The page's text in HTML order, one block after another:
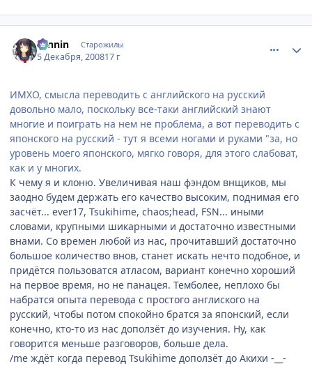
ronnin Старожилы
5 Декабря, 200817 г
ИМХО, смысла переводить с английского на русский
довольно мало, поскольку все-таки английский знают
многие и поиграть на нем не проблема, а вот переводить с
японского на русский - тут я всеми ногами и руками "за, но
уровень моего японского, мягко говоря, для этого слабоват,
как и у многих.
К чему я и клоню. Увеличивая наш фэндом внщиков, мы
заодно будем держать его качество высоким, поднимая его
засчёт... ever17, Tsukihime, chaos;head, FSN... иными
словами, крупными шикарными и достаточно известными
внами. Со времен любой из нас, прочитавший достаточно
большое количество внов, станет искать нечто подобное, и
придётся пользоватся атласом, вариант конечно хороший
на первое время, но не панацея. Темболее, неплохо бы
набратся опыта перевода с простого англиского на
русский, чтобы потом спокойно братся за японский, если
конечно, кто-то из нас доползёт до изучения. Ну, как
говорится меньше разговоров, больше дела.
/me ждёт когда перевод Tsukihime доползёт до Акихи -__-